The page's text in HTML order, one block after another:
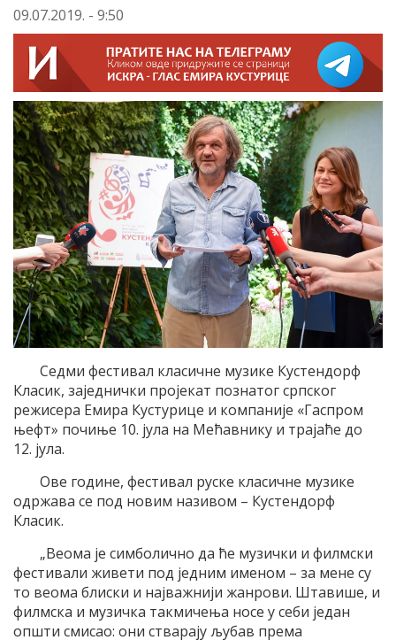
09.07.2019. - 9:50
Седми фестивал класичне музике Кустендорф
Класик, заједнички пројекат познатог српског
режисера Емира Кустурице и компаније «Гаспром
њефт» почиње 10. јула на Мећавнику и трајаће до
12. јула.
Ове године, фестивал руске класичне музике
одржава се под новим називом – Кустендорф
Класик.
„Веома је симболично да ће музички и филмски
фестивали живети под једним именом – за мене су
то веома блиски и најважнији жанрови. Штавише, и
филмска и музичка такмичења носе у себи један
општи смисао: они стварају љубав према